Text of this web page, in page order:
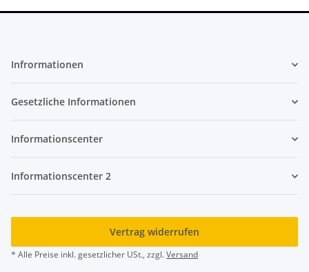
Infrormationen
Gesetzliche Informationen
Informationscenter
Informationscenter 2
Vertrag widerrufen
* Alle Preise inkl. gesetzlicher USt., zzgl.Versand